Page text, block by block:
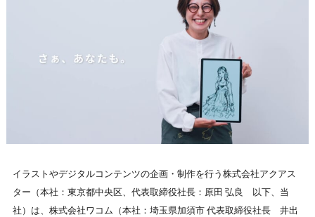
イラストやデジタルコンテンツの企画・制作を行う株式会社アクアス
ター（本社：東京都中央区、代表取締役社長：原田 弘良 以下、当
社）は、株式会社ワコム（本社：埼玉県加須市 代表取締役社長 井出